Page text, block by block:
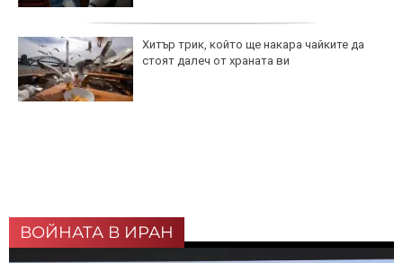
Хитър трик, който ще накара чайките да
стоят далеч от храната ви
ВОЙНАТА В ИРАН